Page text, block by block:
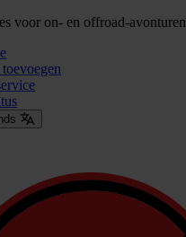
voor on- en offroad-avonturen